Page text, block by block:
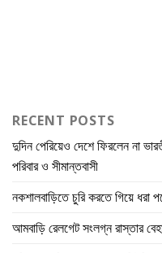
RECENT POSTS
দুদিন পেরিয়েও দেশে ফিরলেন না
পরিবার ও সীমান্তবাসী
নকশালবাড়িতে চুরি করতে গিয়ে
আমবাড়ি রেলগেট সংলগ্ন রাস্তার